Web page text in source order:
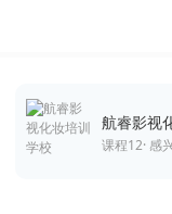
航睿影视
课程12· 感